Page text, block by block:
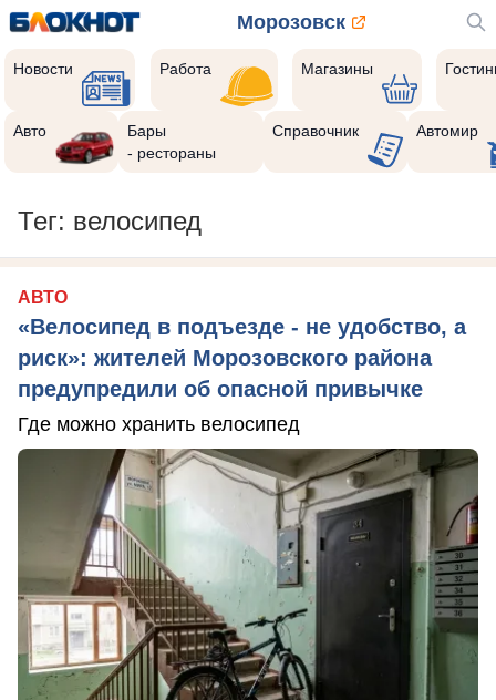
Морозовск
Новости Работа Магазины
Авто
Бары
- рестораны
Справочник Автомир
Тег: велосипед
АВТО
«Велосипед в подъезде - не удобство, а
риск»: жителей Морозовского района
предупредили об опасной привычке
Где можно хранить велосипед